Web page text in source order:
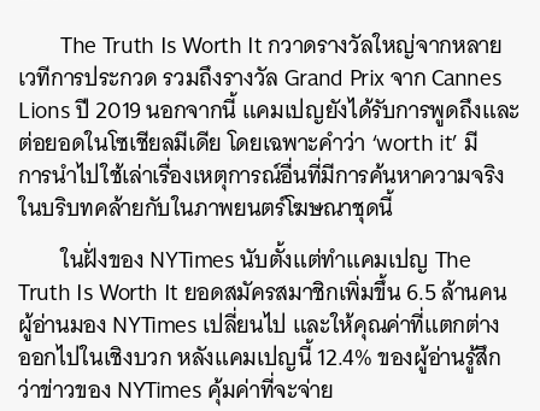
The Truth Is Worth Itกวาดรางวัลใหญ่จากหลาย
เวทีการประกวดรวมถึงรางวัลGrand PrixจากCannes
Lionsปี 2019นอกจากนี้แคมเปญยังได้รับการพูดถึงและ
ต่อยอดในโซเชียลมีเดียโดยเฉพาะคำว่า ‘worth it’มี
การนำไปใช้เล่าเรื่องเหตุการณ์อื่นที่มีการค้นหาความจริง
ในบริบทคล้ายกับในภาพยนตร์โฆษณาชุดนี้
ในฝั่งของNYTimesนับตั้งแต่ทำแคมเปญ The
Truth Is Worth Itยอดสมัครสมาชิกเพิ่มขึ้น6.5ล้านคน
ผู้อ่านมองNYTimesเปลี่ยนไป และให้คุณค่าที่แตกต่าง
ออกไปในเชิงบวกหลังแคมเปญนี้12.4%ของผู้อ่านรู้สึก
ว่าข่าวของNYTimesคุ้มค่าที่จะจ่าย